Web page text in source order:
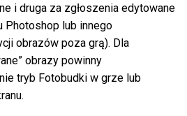
i druga za zgłoszenia edytowane
Photoshop lub innego
obrazów poza grą). Dla
obrazy powinny
tryb Fotobudki w grze lub